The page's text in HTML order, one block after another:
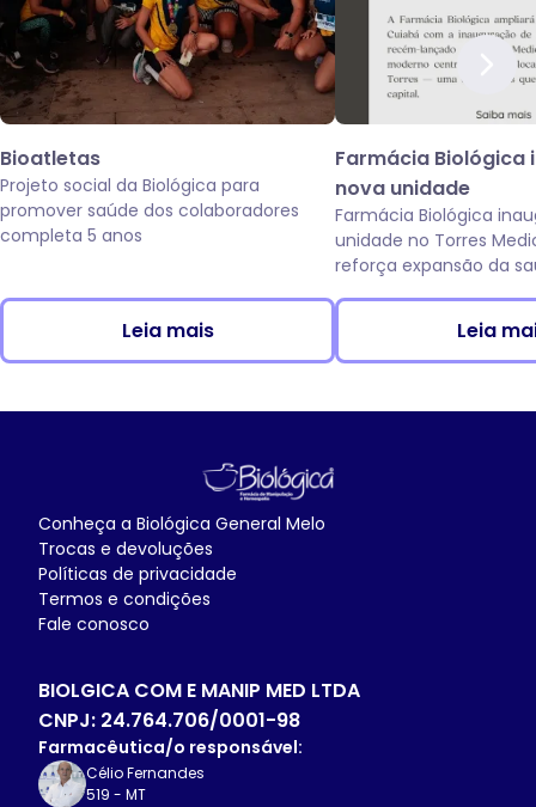
Bioatletas
Projeto social da Biológica para
promover saúde dos colaboradores
completa 5 anos
Leia mais
Farmácia Biológica
nova unidade
Farmácia Biológica
unidade no Torres
reforça expansão da
Leia
Conheça a Biológica General Melo
Trocas e devoluções
Políticas de privacidade
Termos e condições
Fale conosco
BIOLGICA COM E MANIP MED LTDA
CNPJ: 24.764.706/0001-98
Farmacêutica/o responsável:
Célio Fernandes
519 - MT